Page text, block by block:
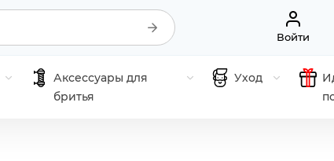
Войти
Аксессуары для
бритья
Уход